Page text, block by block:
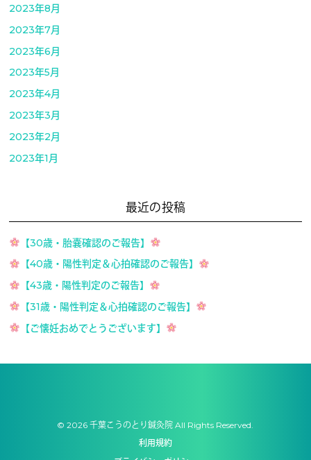
2023年8月
2023年7月
2023年6月
2023年5月
2023年4月
2023年3月
2023年2月
2023年1月
最近の投稿
【30歳・胎嚢確認のご報告】
【40歳・陽性判定＆心拍確認のご報告】
【43歳・陽性判定のご報告】
【31歳・陽性判定＆心拍確認のご報告】
【ご懐妊おめでとうございます】
© 2026 千葉こうのとり鍼灸院 All Rights Reserved.
利用規約